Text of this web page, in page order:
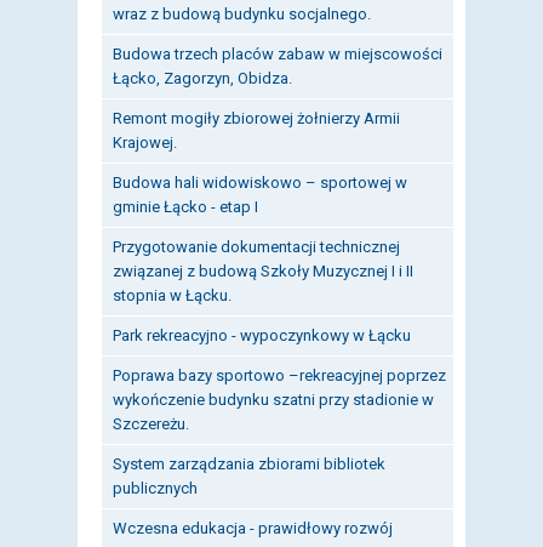
wraz z budową budynku socjalnego.
Budowa trzech placów zabaw w miejscowości
Łącko, Zagorzyn, Obidza.
Remont mogiły zbiorowej żołnierzy Armii
Krajowej.
Budowa hali widowiskowo – sportowej w
gminie Łącko - etap I
Przygotowanie dokumentacji technicznej
związanej z budową Szkoły Muzycznej I i II
stopnia w Łącku.
Park rekreacyjno - wypoczynkowy w Łącku
Poprawa bazy sportowo –rekreacyjnej poprzez
wykończenie budynku szatni przy stadionie w
Szczereżu.
System zarządzania zbiorami bibliotek
publicznych
Wczesna edukacja - prawidłowy rozwój